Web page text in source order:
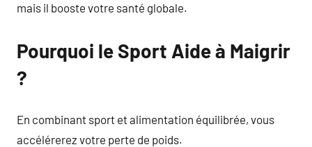
mais il booste votre santé globale.
Pourquoi le Sport Aide à Maigrir
?
En combinant sport et alimentation équilibrée, vous
accélérerez votre perte de poids.